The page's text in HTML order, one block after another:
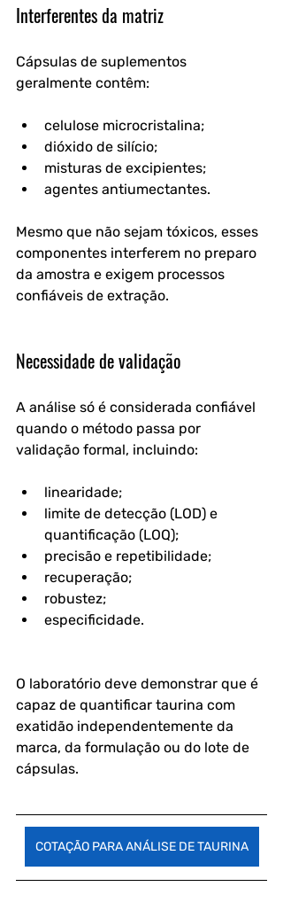
Interferentes da matriz
Cápsulas de suplementos
geralmente contêm:
celulose microcristalina;
dióxido de silício;
misturas de excipientes;
agentes antiumectantes.
Mesmo que não sejam tóxicos, esses
componentes interferem no preparo
da amostra e exigem processos
confiáveis de extração.
Necessidade de validação
A análise só é considerada confiável
quando o método passa por
validação formal, incluindo:
linearidade;
limite de detecção (LOD) e
quantificação (LOQ);
precisão e repetibilidade;
recuperação;
robustez;
especificidade.
O laboratório deve demonstrar que é
capaz de quantificar taurina com
exatidão independentemente da
marca, da formulação ou do lote de
cápsulas.
COTAÇÃO PARA ANÁLISE DE TAURINA